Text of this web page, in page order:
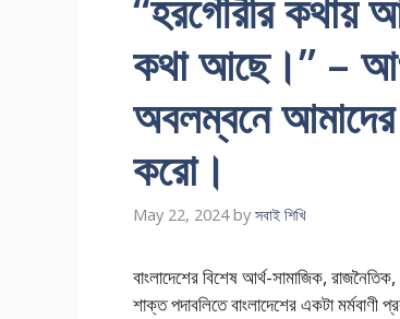
কথা আছে।” –
অবলম্বনে
করো।
May 22, 2024 by সবাই শিখি
বাংলাদেশের বিশেষ আর্থ-সামাজিক,
শাক্ত পদাবলিতে বাংলাদেশের একটা